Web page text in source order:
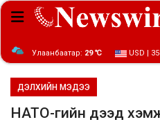
Улаанбаатар: 29 ℃ USD |
ДЭЛХИЙН МЭДЭЭ
НАТО-гийн дээд